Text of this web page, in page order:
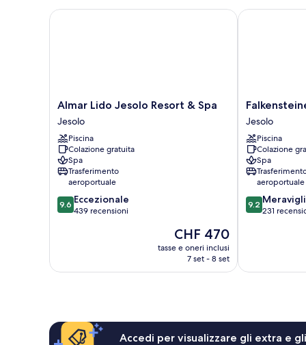
o
Almar
Lido
Jesolo
Resort
&
Spa
Jesolo
Almar Lido Jesolo Resort & Spa
Jesolo
Piscina
Colazione gratuita
Spa
Trasferimento
aeroportuale
9.6
su
9.6 Eccezionale
439 recensioni
Il
prezzo
attuale
CHF 470
tasse e oneri inclusi
7 set - 8 set
Almar Lido Jesolo Resort & Spa
Falkensteiner
Hotel
&
Spa
Jesolo
Jesolo
Jesolo
Piscina
Colazione
Spa
aeroportuale
9.2
su
9.2
231
Falkensteiner
Accedi per visualizzare gli extra e